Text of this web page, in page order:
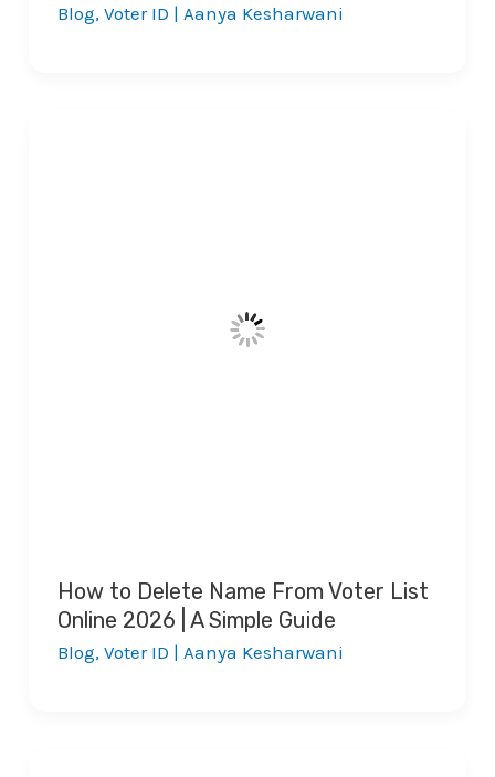
Blog, Voter ID | Aanya Kesharwani
How to Delete Name From Voter List
Online 2026 | A Simple Guide
Blog, Voter ID | Aanya Kesharwani